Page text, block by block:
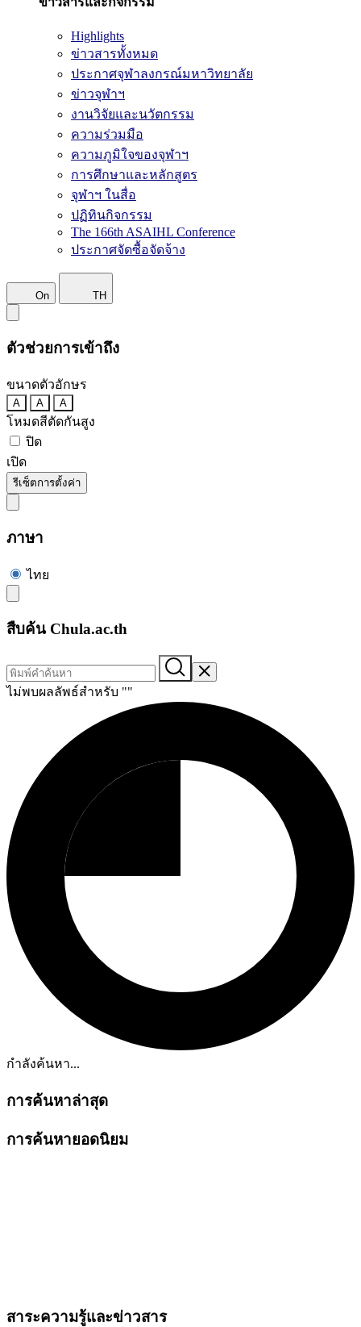
Highlights
ข่าวสารทั้งหมด
ประกาศจุฬาลงกรณ์มหาวิทยาลัย
ข่าวจุฬาฯ
งานวิจัยและนวัตกรรม
ความร่วมมือ
ความภูมิใจของจุฬาฯ
การศึกษาและหลักสูตร
จุฬาฯ ในสื่อ
ปฏิทินกิจกรรม
The 166th ASAIHL Conference
ประกาศจัดซื้อจัดจ้าง
On TH
ตัวช่วยการเข้าถึง
ขนาดตัวอักษร
A A A
โหมดสีตัดกันสูง
ปิด
เปิด
รีเซ็ตการตั้งค่า
ภาษา
ไทย
สืบค้น Chula.ac.th
ไม่พบผลลัพธ์สำหรับ ""
กำลังค้นหา...
การค้นหาล่าสุด
การค้นหายอดนิยม
สาระความรู้และข่าวสาร